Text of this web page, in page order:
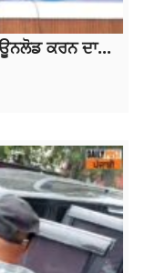
ਕਰਨ ਦਾ...